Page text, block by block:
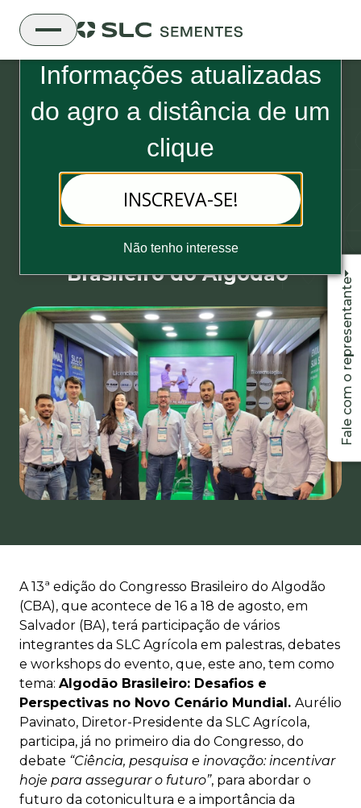
Boletim Informativo da SLC Sementes
Informações atualizadas
do agro a distância de um
clique
INSCREVA-SE!
Não tenho interesse
16 de agosto, 2022 - 4 minutos de leitura
SLC Agrícola e SLC Sementes
participam do 13º Congresso
Brasileiro do Algodão
A 13ª edição do Congresso Brasileiro do Algodão
(CBA), que acontece de 16 a 18 de agosto, em
Salvador (BA), terá participação de vários
integrantes da SLC Agrícola em palestras, debates
e workshops do evento, que, este ano, tem como
tema: Algodão Brasileiro: Desafios e
Perspectivas no Novo Cenário Mundial. Aurélio
Pavinato, Diretor-Presidente da SLC Agrícola,
participa, já no primeiro dia do Congresso, do
debate “Ciência, pesquisa e inovação: incentivar
hoje para assegurar o futuro”, para abordar o
futuro da cotonicultura e a importância da
Fale com o representante